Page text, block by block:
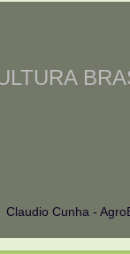
Claudio Cunha -